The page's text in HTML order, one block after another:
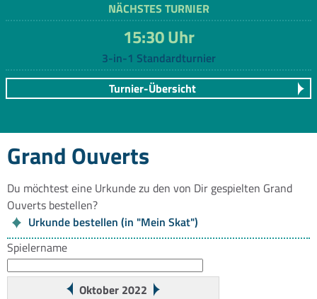
NÄCHSTES TURNIER
15:30 Uhr
3-in-1 Standardturnier
Turnier-Übersicht
Grand Ouverts
Du möchtest eine Urkunde zu den von Dir gespielten Grand
Ouverts bestellen?
Urkunde bestellen (in "Mein Skat")
Spielername
Oktober 2022